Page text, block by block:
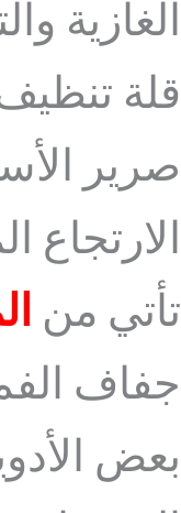
الغازية
قلة تنظيف
صرير
الارتجاع
تأتي من
جفاف
بعض